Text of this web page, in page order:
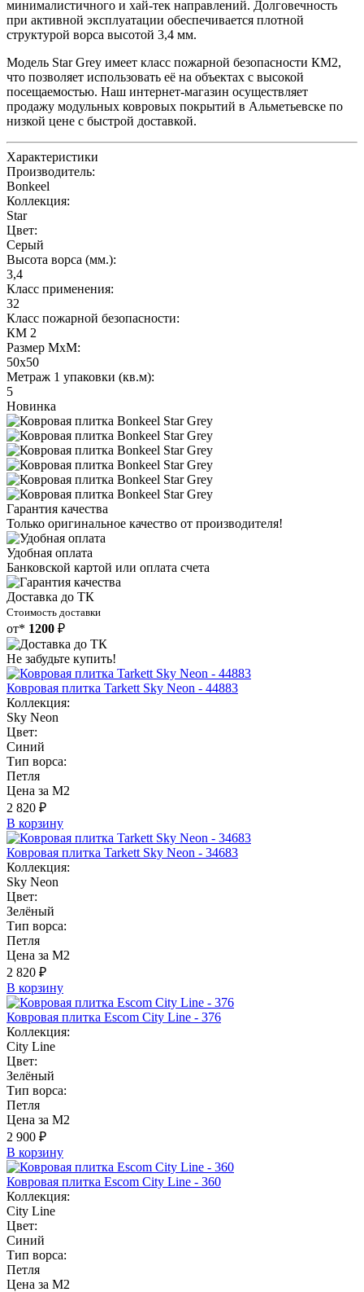
минималистичного и хай-тек направлений. Долговечность
при активной эксплуатации обеспечивается плотной
структурой ворса высотой 3,4 мм.
Модель Star Grey имеет класс пожарной безопасности КМ2,
что позволяет использовать её на объектах с высокой
посещаемостью. Наш интернет-магазин осуществляет
продажу модульных ковровых покрытий в Альметьевске по
низкой цене с быстрой доставкой.
Характеристики
Производитель:
Bonkeel
Коллекция:
Star
Цвет:
Серый
Высота ворса (мм.):
3,4
Класс применения:
32
Класс пожарной безопасности:
КМ 2
Размер МхМ:
50x50
Метраж 1 упаковки (кв.м):
5
Новинка
Гарантия качества
Только оригинальное качество от производителя!
Удобная оплата
Банковской картой или оплата счета
Доставка до ТК
Стоимость доставки
от* 1200 ₽
Не забудьте купить!
Ковровая плитка Tarkett Sky Neon - 44883
Коллекция:
Sky Neon
Цвет:
Синий
Тип ворса:
Петля
Цена за М2
2 820 ₽
В корзину
Ковровая плитка Tarkett Sky Neon - 34683
Коллекция:
Sky Neon
Цвет:
Зелёный
Тип ворса:
Петля
Цена за М2
2 820 ₽
В корзину
Ковровая плитка Escom City Line - 376
Коллекция:
City Line
Цвет:
Зелёный
Тип ворса:
Петля
Цена за М2
2 900 ₽
В корзину
Ковровая плитка Escom City Line - 360
Коллекция:
City Line
Цвет:
Синий
Тип ворса:
Петля
Цена за М2